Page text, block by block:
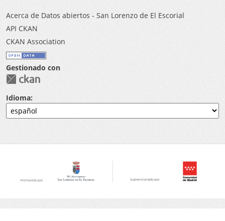
Acerca de Datos abiertos - San Lorenzo de El Escorial
API CKAN
CKAN Association
Gestionado con
Idioma